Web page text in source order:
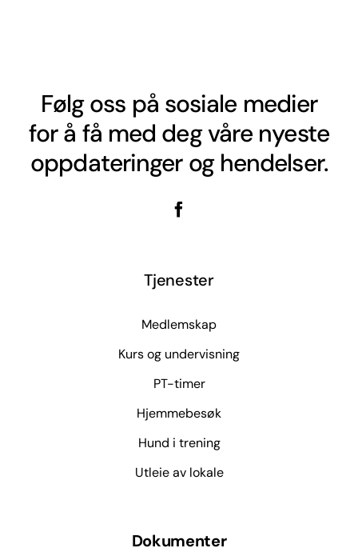
Følg oss på sosiale medier
for å få med deg våre nyeste
oppdateringer og hendelser.
Tjenester
Medlemskap
Kurs og undervisning
PT-timer
Hjemmebesøk
Hund i trening
Utleie av lokale
Dokumenter